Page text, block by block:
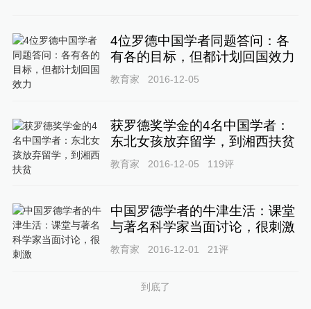
4位罗德中国学者同题答问：各
有各的目标，但都计划回国效力
教育家 2016-12-05
获罗德奖学金的4名中国学者：
东北女孩放弃留学，到湘西扶贫
教育家 2016-12-05 119评
中国罗德学者的牛津生活：课堂
与著名科学家当面讨论，很刺激
教育家 2016-12-01 21评
到底了